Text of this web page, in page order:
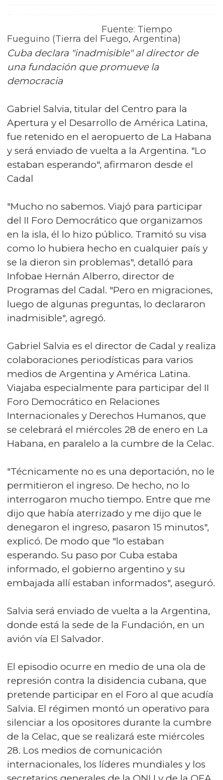
Fuente: Tiempo
Fueguino (Tierra del Fuego, Argentina)
Cuba declara "inadmisible" al director de
una fundación que promueve la
democracia
Gabriel Salvia, titular del Centro para la
Apertura y el Desarrollo de América Latina,
fue retenido en el aeropuerto de La Habana
y será enviado de vuelta a la Argentina. "Lo
estaban esperando", afirmaron desde el
Cadal
"Mucho no sabemos. Viajó para participar
del II Foro Democrático que organizamos
en la isla, él lo hizo público. Tramitó su visa
como lo hubiera hecho en cualquier país y
se la dieron sin problemas", detalló para
Infobae Hernán Alberro, director de
Programas del Cadal. "Pero en migraciones,
luego de algunas preguntas, lo declararon
inadmisible", agregó.
Gabriel Salvia es el director de Cadal y realiza
colaboraciones periodísticas para varios
medios de Argentina y América Latina.
Viajaba especialmente para participar del II
Foro Democrático en Relaciones
Internacionales y Derechos Humanos, que
se celebrará el miércoles 28 de enero en La
Habana, en paralelo a la cumbre de la Celac.
"Técnicamente no es una deportación, no le
permitieron el ingreso. De hecho, no lo
interrogaron mucho tiempo. Entre que me
dijo que había aterrizado y me dijo que le
denegaron el ingreso, pasaron 15 minutos",
explicó. De modo que "lo estaban
esperando. Su paso por Cuba estaba
informado, el gobierno argentino y su
embajada allí estaban informados", aseguró.
Salvia será enviado de vuelta a la Argentina,
donde está la sede de la Fundación, en un
avión vía El Salvador.
El episodio ocurre en medio de una ola de
represión contra la disidencia cubana, que
pretende participar en el Foro al que acudía
Salvia. El régimen montó un operativo para
silenciar a los opositores durante la cumbre
de la Celac, que se realizará este miércoles
28. Los medios de comunicación
internacionales, los líderes mundiales y los